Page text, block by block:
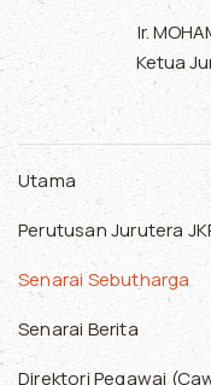
Ir.
Ketua
Utama
Perutusan Jurutera
Senarai Sebutharga
Senarai Berita
Direktori Pegawai